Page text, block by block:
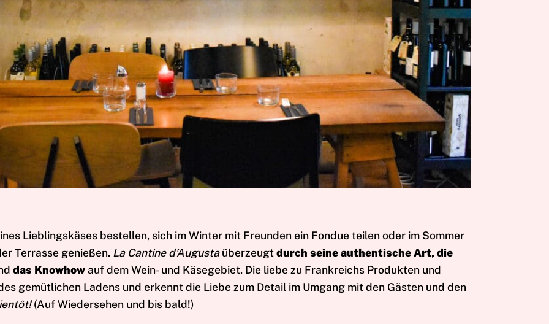
Lieblingskäses bestellen, sich im Winter mit Freunden ein Fondue teilen oder im Sommer
Terrasse genießen. La Cantine d’Augustaüberzeugtdurch seine authentische Art, die
das Knowhowauf dem Wein- und Käsegebiet. Die liebe zu Frankreichs Produkten und
gemütlichen Ladens und erkennt die Liebe zum Detail im Umgang mit den Gästen und den
(Auf Wiedersehen und bis bald!)